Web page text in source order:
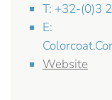
T: +32-(0)3
E:
Website